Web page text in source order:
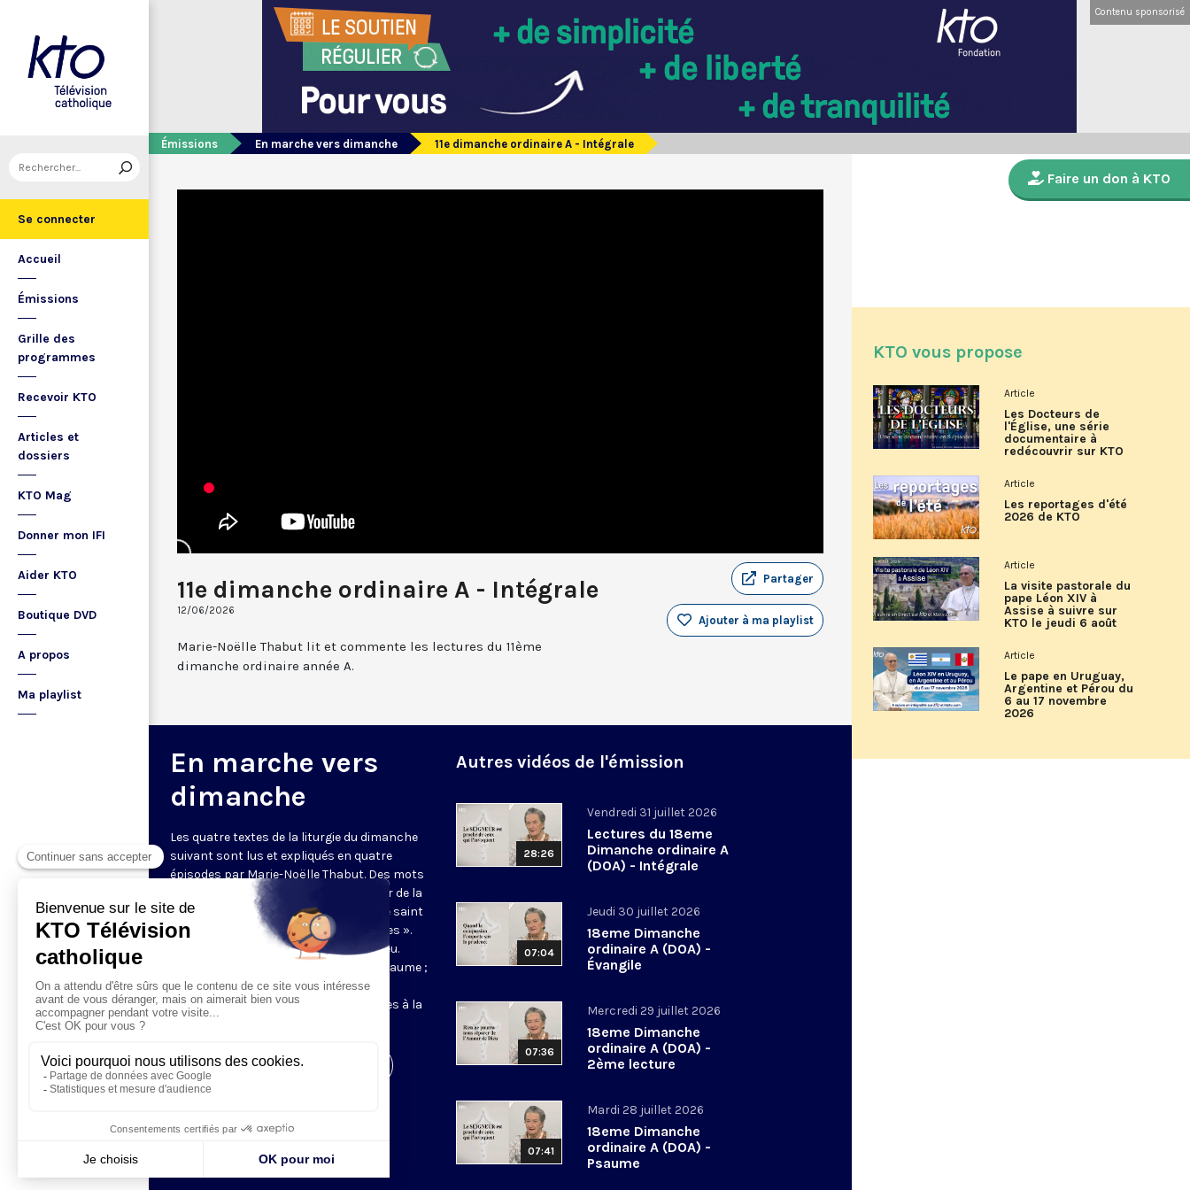
Se connecter
Accueil
Émissions
Grille des
programmes
Recevoir KTO
Articles et
dossiers
KTO Mag
Donner mon IFI
Aider KTO
Boutique DVD
A propos
Ma playlist
Contenu sponsorisé
Émissions En marche vers dimanche 11e dimanche ordinaire A - Intégrale
11e dimanche ordinaire A - Intégrale
12/06/2026
Partager
Ajouter à ma playlist
Marie-Noëlle Thabut lit et commente les lectures du 11ème
dimanche ordinaire année A.
En marche vers
dimanche
Les quatre textes de la liturgie du dimanche
suivant sont lus et expliqués en quatre
épisodes par Marie-Noëlle Thabut. Des mots
simples et lumineux pour aller au cœur de la
Révélation biblique, entrer dans ce que saint
Luc appelle « l’intelligence des Écritures ».
Chaque jour, vivez avec la Parole de Dieu.
Lundi, la première lecture ; mardi, le psaume ;
mercredi, la deuxième lecture ; jeudi,
l’Évangile ; vendredi, les quatre épisodes à la
Visiter la page de l'émission
Autres vidéos de l'émission
28:26
Vendredi 31 juillet 2026
Lectures du 18eme
Dimanche ordinaire A
(DOA) - Intégrale
07:04
Jeudi 30 juillet 2026
18eme Dimanche
ordinaire A (DOA) -
Évangile
07:36
Mercredi 29 juillet 2026
18eme Dimanche
ordinaire A (DOA) -
2ème lecture
07:41
Mardi 28 juillet 2026
18eme Dimanche
ordinaire A (DOA) -
Psaume
Faire un don à KTO
KTO vous propose
Article
Les Docteurs de
l'Église, une série
documentaire à
redécouvrir sur KTO
Article
Les reportages d'été
2026 de KTO
Article
La visite pastorale du
pape Léon XIV à
Assise à suivre sur
KTO le jeudi 6 août
Article
Le pape en Uruguay,
Argentine et Pérou du
6 au 17 novembre
2026